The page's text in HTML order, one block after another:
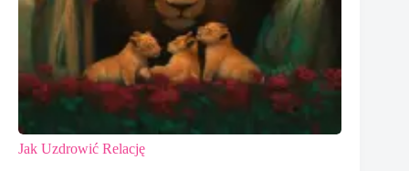
Jak Uzdrowić Relację